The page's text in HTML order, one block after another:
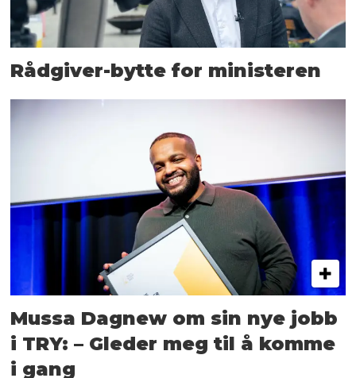
Rådgiver-bytte for ministeren
Mussa Dagnew om sin nye jobb
i TRY: – Gleder meg til å komme
i gang